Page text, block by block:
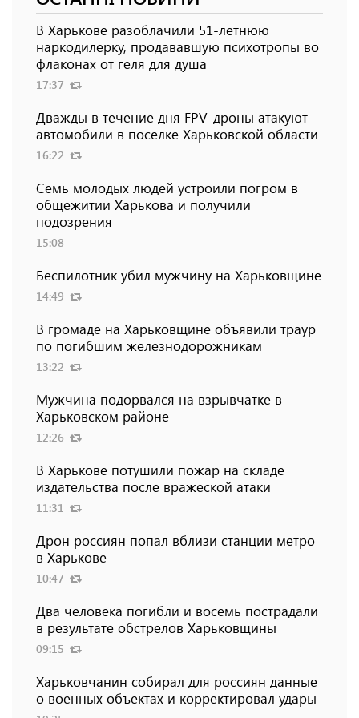
В Харькове разоблачили 51-летнюю
наркодилерку, продававшую психотропы во
флаконах от геля для душа
17:37
Дважды в течение дня FPV-дроны атакуют
автомобили в поселке Харьковской области
16:22
Семь молодых людей устроили погром в
общежитии Харькова и получили
подозрения
15:08
Беспилотник убил мужчину на Харьковщине
14:49
В громаде на Харьковщине объявили траур
по погибшим железнодорожникам
13:22
Мужчина подорвался на взрывчатке в
Харьковском районе
12:26
В Харькове потушили пожар на складе
издательства после вражеской атаки
11:31
Дрон россиян попал вблизи станции метро
в Харькове
10:47
Два человека погибли и восемь пострадали
в результате обстрелов Харьковщины
09:15
Харьковчанин собирал для россиян данные
о военных объектах и ​​корректировал удары